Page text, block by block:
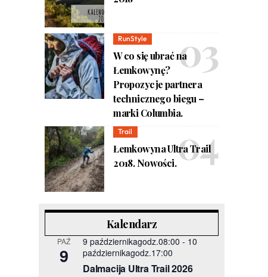
RunStyle
W co się ubrać na
Łemkowynę?
Propozycje partnera
technicznego biegu –
marki Columbia.
Trail
Łemkowyna Ultra Trail
2018. Nowości.
Kalendarz
PAŹ
9
9 październikagodz.08:00 - 10
październikagodz.17:00
Dalmacija Ultra Trail 2026